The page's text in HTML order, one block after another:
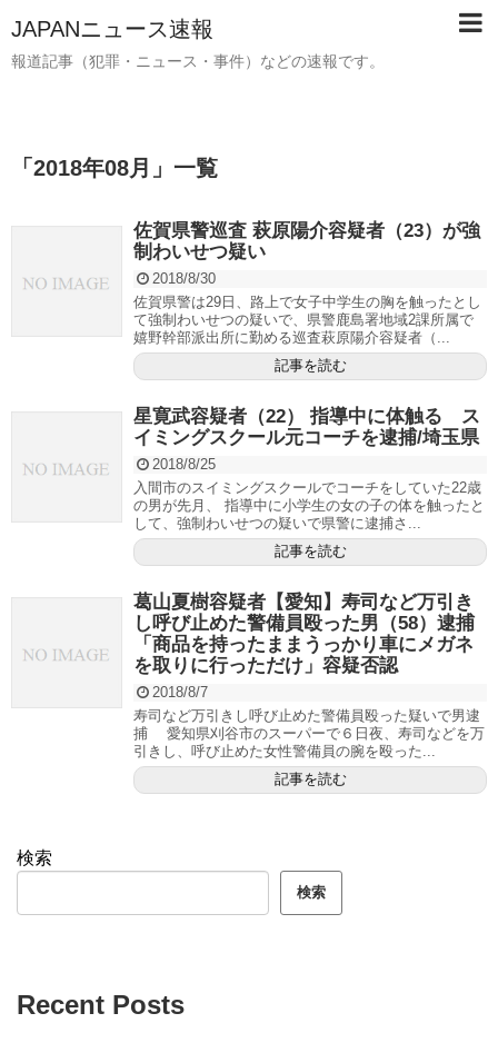
JAPANニュース速報
報道記事（犯罪・ニュース・事件）などの速報です。
「 2018年08月 」 一覧
佐賀県警巡査 萩原陽介容疑者（23）が強
制わいせつ疑い
2018/8/30
佐賀県警は29日、路上で女子中学生の胸を触ったとし
て強制わいせつの疑いで、県警鹿島署地域2課所属で
嬉野幹部派出所に勤める巡査萩原陽介容疑者（...
記事を読む
星寛武容疑者（22） 指導中に体触る ス
イミングスクール元コーチを逮捕/埼玉県
2018/8/25
入間市のスイミングスクールでコーチをしていた22歳
の男が先月、 指導中に小学生の女の子の体を触ったと
して、強制わいせつの疑いで県警に逮捕さ...
記事を読む
葛山夏樹容疑者【愛知】寿司など万引き
し呼び止めた警備員殴った男（58）逮捕
「商品を持ったままうっかり車にメガネ
を取りに行っただけ」容疑否認
2018/8/7
寿司など万引きし呼び止めた警備員殴った疑いで男逮
捕 愛知県刈谷市のスーパーで６日夜、寿司などを万
引きし、呼び止めた女性警備員の腕を殴った...
記事を読む
検索
検索
Recent Posts